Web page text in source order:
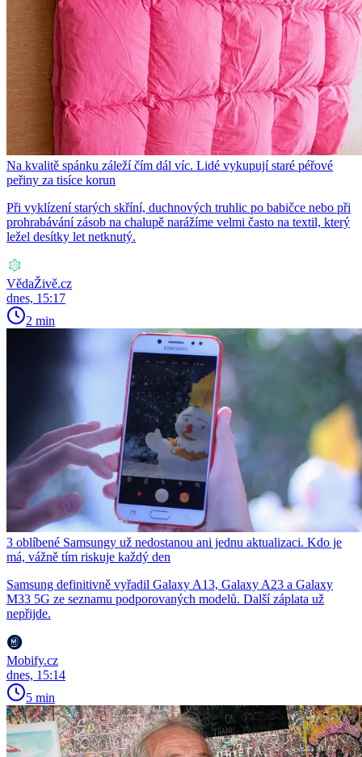
Na kvalitě spánku záleží čím dál víc. Lidé vykupují staré péřové
peřiny za tisíce korun
Při vyklízení starých skříní, duchnových truhlic po babičce nebo při
prohrabávání zásob na chalupě narážíme velmi často na textil, který
ležel desítky let netknutý.
VědaŽivě.cz
dnes, 15:17
2 min
3 oblíbené Samsungy už nedostanou ani jednu aktualizaci. Kdo je
má, vážně tím riskuje každý den
Samsung definitivně vyřadil Galaxy A13, Galaxy A23 a Galaxy
M33 5G ze seznamu podporovaných modelů. Další záplata už
nepřijde.
Mobify.cz
dnes, 15:14
5 min